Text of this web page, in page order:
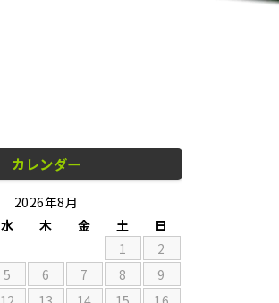
カレンダー
2026年8月
水 木 金 土
日
1
2
5 6 7 8
9